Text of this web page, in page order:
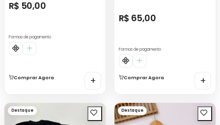
R$ 50,00
Formas de pagamento
Comprar Agora +
R$ 65,00
Formas de pagamento
Comprar Agora +
Destaque Destaque